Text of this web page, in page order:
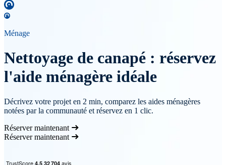
Ménage
Nettoyage de canapé : réservez
l'aide ménagère idéale
Décrivez votre projet en 2 min, comparez les aides ménagères
notées par la communauté et réservez en 1 clic.
Réserver maintenant
Réserver maintenant